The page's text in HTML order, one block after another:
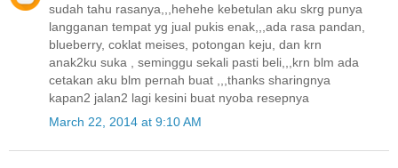
sudah tahu rasanya,,,hehehe kebetulan aku skrg punya
langganan tempat yg jual pukis enak,,,ada rasa pandan,
blueberry, coklat meises, potongan keju, dan krn
anak2ku suka , seminggu sekali pasti beli,,,krn blm ada
cetakan aku blm pernah buat ,,,thanks sharingnya
kapan2 jalan2 lagi kesini buat nyoba resepnya
March 22, 2014 at 9:10 AM